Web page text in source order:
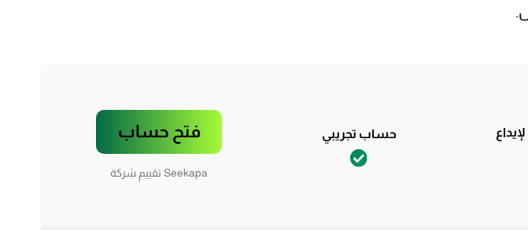
حساب تجريبي فتح حساب
Seekapa تقييم شركة